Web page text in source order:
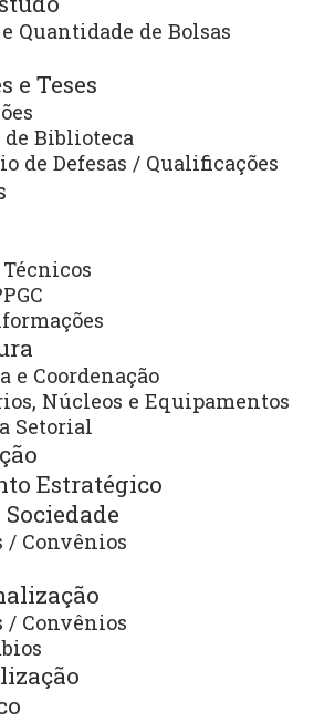
Quantidade de Bolsas
e Teses
de Biblioteca
de Defesas / Qualificações
e Coordenação
Núcleos e Equipamentos
Setorial
Estratégico
/ Convênios
/ Convênios
de Almeida
Morais
Oviedo Uliano
Kinzler
Borges
Santos Schaedler
Schmidt
Felipetto